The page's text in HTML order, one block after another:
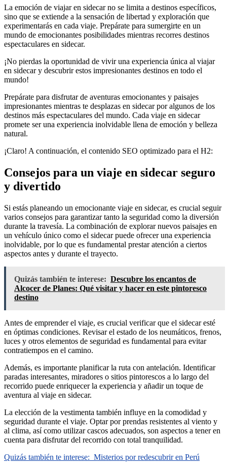
La emoción de viajar en sidecar no se limita a destinos específicos,
sino que se extiende a la sensación de libertad y exploración que
experimentarás en cada viaje. Prepárate para sumergirte en un
mundo de emocionantes posibilidades mientras recorres destinos
espectaculares en sidecar.
¡No pierdas la oportunidad de vivir una experiencia única al viajar
en sidecar y descubrir estos impresionantes destinos en todo el
mundo!
Prepárate para disfrutar de aventuras emocionantes y paisajes
impresionantes mientras te desplazas en sidecar por algunos de los
destinos más espectaculares del mundo. Cada viaje en sidecar
promete ser una experiencia inolvidable llena de emoción y belleza
natural.
¡Claro! A continuación, el contenido SEO optimizado para el H2:
Consejos para un viaje en sidecar seguro
y divertido
Si estás planeando un emocionante viaje en sidecar, es crucial seguir
varios consejos para garantizar tanto la seguridad como la diversión
durante la travesía. La combinación de explorar nuevos paisajes en
un vehículo único como el sidecar puede ofrecer una experiencia
inolvidable, por lo que es fundamental prestar atención a ciertos
aspectos antes y durante el trayecto.
Quizás también te interese: Descubre los encantos de
Alcocer de Planes: Qué visitar y hacer en este pintoresco
destino
Antes de emprender el viaje, es crucial verificar que el sidecar esté
en óptimas condiciones. Revisar el estado de los neumáticos, frenos,
luces y otros elementos de seguridad es fundamental para evitar
contratiempos en el camino.
Además, es importante planificar la ruta con antelación. Identificar
paradas interesantes, miradores o sitios pintorescos a lo largo del
recorrido puede enriquecer la experiencia y añadir un toque de
aventura al viaje en sidecar.
La elección de la vestimenta también influye en la comodidad y
seguridad durante el viaje. Optar por prendas resistentes al viento y
al clima, así como utilizar cascos adecuados, son aspectos a tener en
cuenta para disfrutar del recorrido con total tranquilidad.
Quizás también te interese: Misterios por redescubrir en Perú